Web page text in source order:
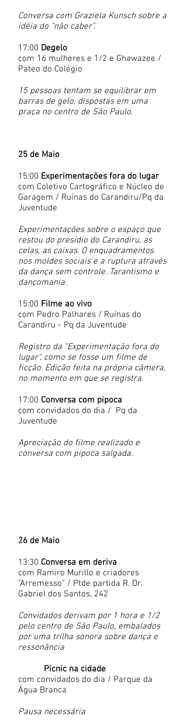
Conversa com Graziela Kunsch sobre a
idéia do "não caber".
17:00 Degelo
com 16 mulheres e 1/2 e Ghawazee /
Pateo do Colégio
​15 pessoas tentam se equilibrar em
barras de gelo, dispostas em uma
praça no centro de São Paulo.
25 de Maio
15:00 Experimentações fora do lugar
com Coletivo Cartográfico e Núcleo de
Garagem / Ruínas do Carandiru/Pq da
Juventude
Experimentações sobre o espaço que
restou do presídio do Carandiru, as
celas, as caixas. O enquadramentos
nos moldes sociais e a ruptura através
da dança sem controle. Tarantismo e
dançomania.
15:00 Filme ao vivo
com Pedro Palhares / Ruínas do
Carandiru - Pq da Juventude
Registro da "Experimentação fora do
lugar", como se fosse um filme de
ficção. Edição feita na própria câmera,
no momento em que se registra.
17:00 Conversa com pipoca
com convidados do dia / Pq da
Juventude
​Apreciação do filme realizado e
conversa com pipoca salgada.
26 de Maio
13:30 Conversa em deriva
com Ramiro Murillo e criadores
"Arremesso" / Ptde partida R. Dr.
Gabriel dos Santos, 242
Convidados derivam por 1 hora e 1/2
pelo centro de São Paulo, embalados
por uma trilha sonora sobre dança e
ressonância
Picnic na cidade
com convidados do dia / Parque da
Água Branca
Pausa necessária